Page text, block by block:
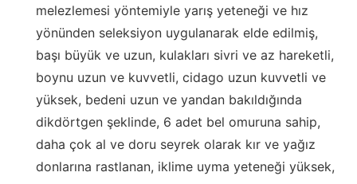
melezlemesi yöntemiyle yarış yeteneği ve hız
yönünden seleksiyon uygulanarak elde edilmiş,
başı büyük ve uzun, kulakları sivri ve az hareketli,
boynu uzun ve kuvvetli, cidago uzun kuvvetli ve
yüksek, bedeni uzun ve yandan bakıldığında
dikdörtgen şeklinde, 6 adet bel omuruna sahip,
daha çok al ve doru seyrek olarak kır ve yağız
donlarına rastlanan, iklime uyma yeteneği yüksek,